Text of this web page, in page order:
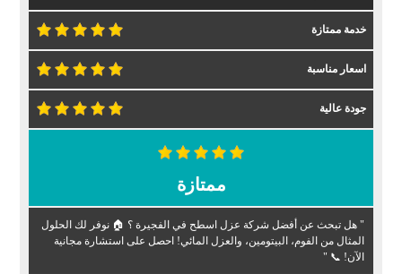
خدمة ممتازة
اسعار مناسبة
جودة عالية
ممتازة
" هل تبحث عن أفضل شركة عزل اسطح في الفجيرة ؟ 🏠 نوفر لك الحلول
المثال من الفوم، البيتومين، والعزل المائي! احصل على استشارة مجانية
الآن! 📞 "